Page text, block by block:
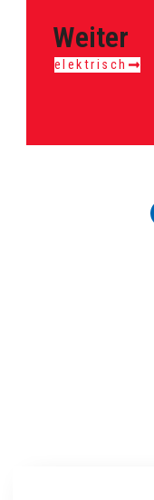
Weiter
elektrisch